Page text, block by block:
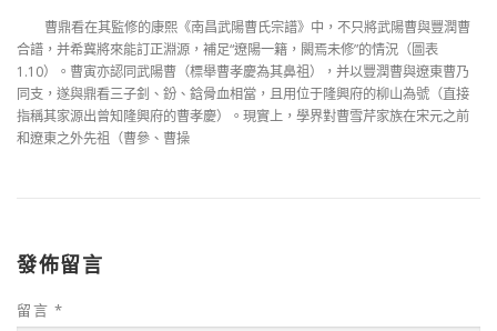
曹鼎看在其監修的康熙《南昌武陽曹氏宗譜》中，不只將武陽曹與豐潤曹
合譜，并希冀將來能訂正淵源，補足“遼陽一籍，闕焉未修”的情況（圖表
1.10）。曹寅亦認同武陽曹（標舉曹孝慶為其鼻祖），并以豐潤曹與遼東曹乃
同支，遂與鼎看三子釗、鈖、鋡骨血相當，且用位于隆興府的柳山為號（直接
指稱其家源出曾知隆興府的曹孝慶）。現實上，學界對曹雪芹家族在宋元之前
和遼東之外先祖（曹參、曹操
發佈留言
留言 *